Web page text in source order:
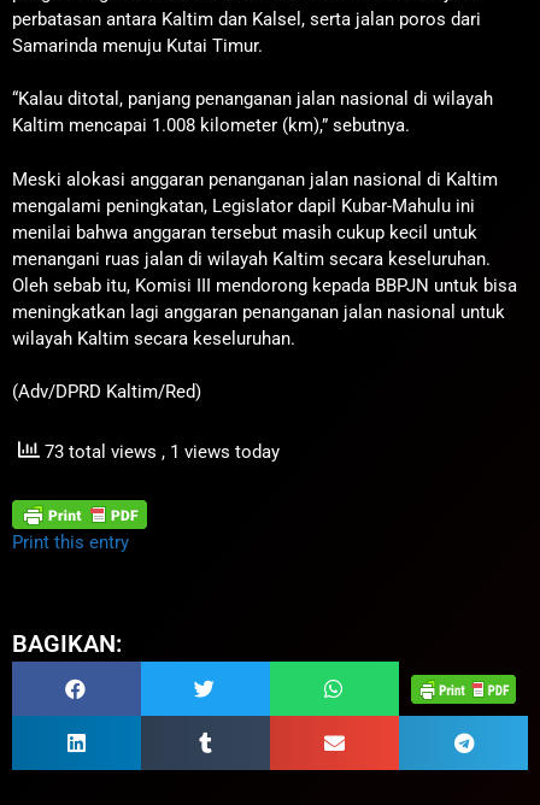
perbatasan antara Kaltim dan Kalsel, serta jalan poros dari
Samarinda menuju Kutai Timur.
“Kalau ditotal, panjang penanganan jalan nasional di wilayah
Kaltim mencapai 1.008 kilometer (km),” sebutnya.
Meski alokasi anggaran penanganan jalan nasional di Kaltim
mengalami peningkatan, Legislator dapil Kubar-Mahulu ini
menilai bahwa anggaran tersebut masih cukup kecil untuk
menangani ruas jalan di wilayah Kaltim secara keseluruhan.
Oleh sebab itu, Komisi III mendorong kepada BBPJN untuk bisa
meningkatkan lagi anggaran penanganan jalan nasional untuk
wilayah Kaltim secara keseluruhan.
(Adv/DPRD Kaltim/Red)
73 total views , 1 views today
Print this entry
BAGIKAN: